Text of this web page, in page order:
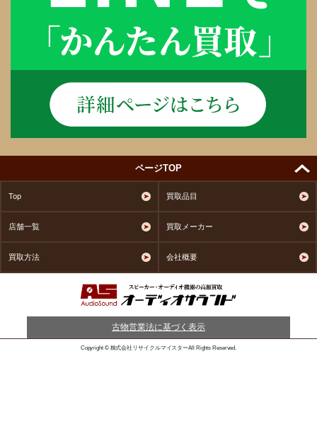
ページTOP
Top 買取品目
店舗一覧 買取メーカー
買取方法 会社概要
古物営業法に基づく表示
Copyright © 株式会社リサイクルマイスターAll Rights Reserved.